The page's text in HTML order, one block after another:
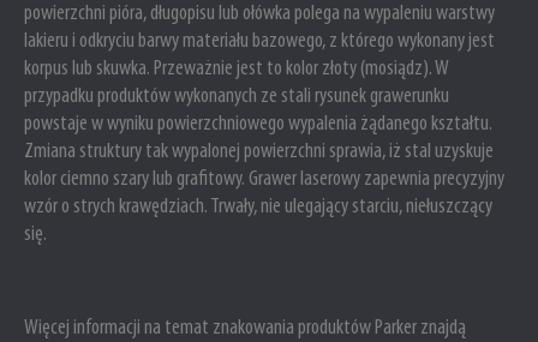
powierzchni pióra, długopisu lub ołówka polega na wypaleniu warstwy
lakieru i odkryciu barwy materiału bazowego, z którego wykonany jest
korpus lub skuwka. Przeważnie jest to kolor złoty (mosiądz). W
przypadku produktów wykonanych ze stali rysunek grawerunku
powstaje w wyniku powierzchniowego wypalenia żądanego kształtu.
Zmiana struktury tak wypalonej powierzchni sprawia, iż stal uzyskuje
kolor ciemno szary lub grafitowy. Grawer laserowy zapewnia precyzyjny
wzór o strych krawędziach. Trwały, nie ulegający starciu, niełuszczący
się.
Więcej informacji na temat znakowania produktów Parker znajdą